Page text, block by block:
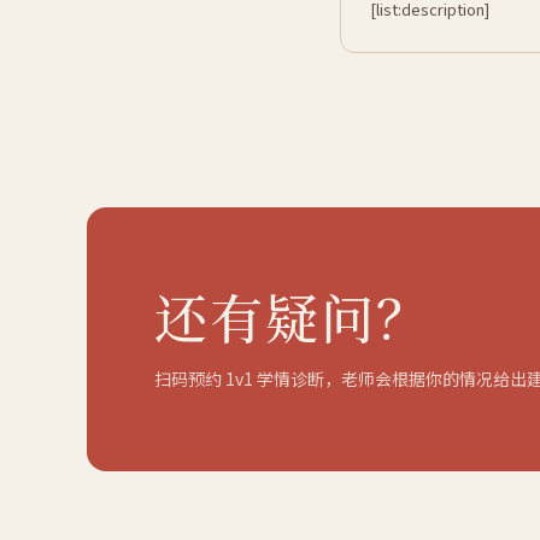
[list:description]
还有疑问？
扫码预约 1v1 学情诊断，老师会根据你的情况给出建